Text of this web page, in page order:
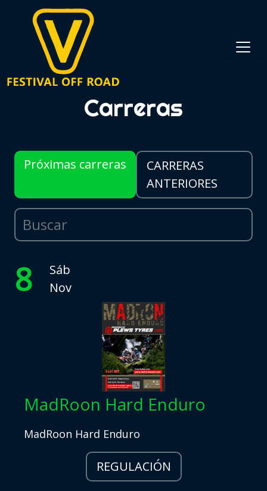
Carreras
Próximas carreras
CARRERAS
ANTERIORES
8
Sáb
Nov
MadRoon Hard Enduro
MadRoon Hard Enduro
REGULACIÓN